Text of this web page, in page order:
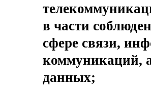
в части
сфере связи,
коммуникаций,
данных;